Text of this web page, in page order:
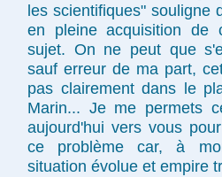
les scientifiques" souligne
en pleine acquisition de
sujet. On ne peut que
sauf erreur de ma part,
pas clairement dans le
Marin... Je me permets
aujourd'hui vers vous
ce problème car, à
situation évolue et empire